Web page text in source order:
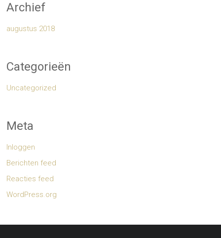
Archief
augustus 2018
Categorieën
Uncategorized
Meta
Inloggen
Berichten feed
Reacties feed
WordPress.org